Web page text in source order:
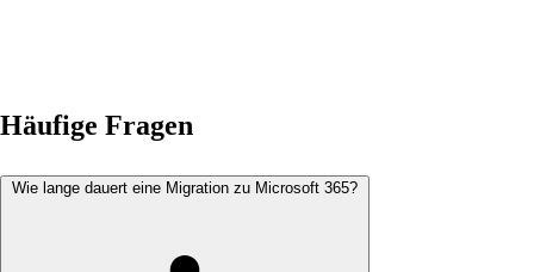
Häufige Fragen
Wie lange dauert eine Migration zu Microsoft 365?